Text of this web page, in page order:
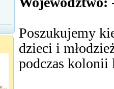
Poszukujemy
dzieci i
podczas